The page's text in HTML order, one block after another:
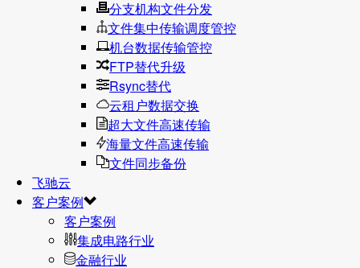
分支机构文件分发
文件集中传输调度管控
机台数据传输管控
FTP替代升级
Rsync替代
云租户数据交换
超大文件高速传输
海量文件高速传输
文件同步备份
飞驰云
客户案例
客户案例
集成电路行业
金融行业